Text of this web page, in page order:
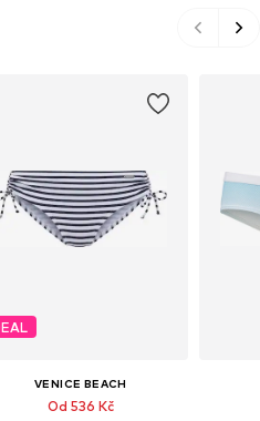
VENICE BEACH
Od 536 Kč